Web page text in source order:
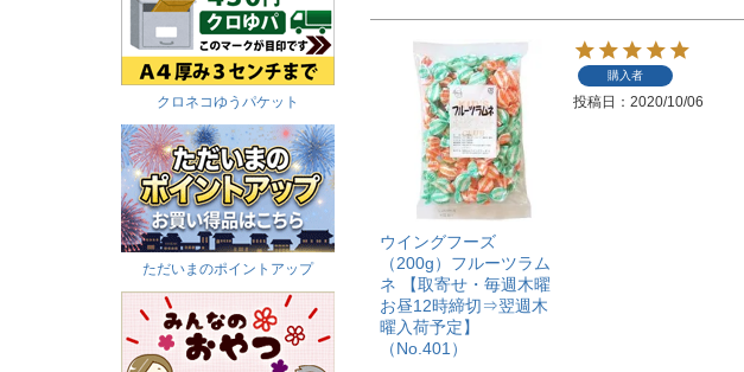
クロネコゆうパケット
ただいまのポイントアップ
ウイングフーズ
（200g）フルーツラム
ネ 【取寄せ・毎週木曜
お昼12時締切⇒翌週木
曜入荷予定】
（No.401）
購入者
投稿日 2020/10/06